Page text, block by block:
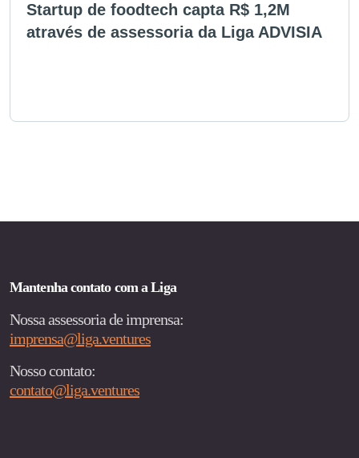
Startup de foodtech capta R$ 1,2M
através de assessoria da Liga ADVISIA
Mantenha contato com a Liga
Nossa assessoria de imprensa:
imprensa@liga.ventures
Nosso contato:
contato@liga.ventures